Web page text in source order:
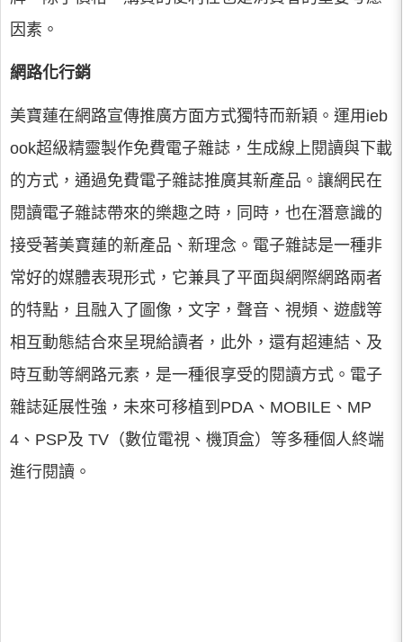
因素。
網路化行銷
美寶蓮在網路宣傳推廣方面方式獨特而新穎。運用ieb
ook超級精靈製作免費電子雜誌，生成線上閱讀與下載
的方式，通過免費電子雜誌推廣其新產品。讓網民在
閱讀電子雜誌帶來的樂趣之時，同時，也在潛意識的
接受著美寶蓮的新產品、新理念。電子雜誌是一種非
常好的媒體表現形式，它兼具了平面與網際網路兩者
的特點，且融入了圖像，文字，聲音、視頻、遊戲等
相互動態結合來呈現給讀者，此外，還有超連結、及
時互動等網路元素，是一種很享受的閱讀方式。電子
雜誌延展性強，未來可移植到PDA、MOBILE、MP
4、PSP及 TV（數位電視、機頂盒）等多種個人終端
進行閱讀。